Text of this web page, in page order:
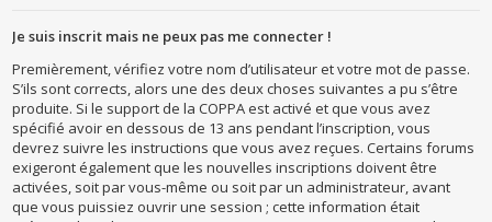
Je suis inscrit mais ne peux pas me connecter !
Premièrement, vérifiez votre nom d’utilisateur et votre mot de passe.
S’ils sont corrects, alors une des deux choses suivantes a pu s’être
produite. Si le support de la COPPA est activé et que vous avez
spécifié avoir en dessous de 13 ans pendant l’inscription, vous
devrez suivre les instructions que vous avez reçues. Certains forums
exigeront également que les nouvelles inscriptions doivent être
activées, soit par vous-même ou soit par un administrateur, avant
que vous puissiez ouvrir une session ; cette information était